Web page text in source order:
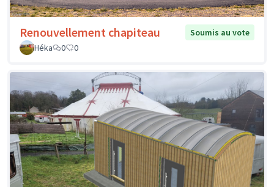
Renouvellement chapiteau
Soumis au vote
Héka
0 0